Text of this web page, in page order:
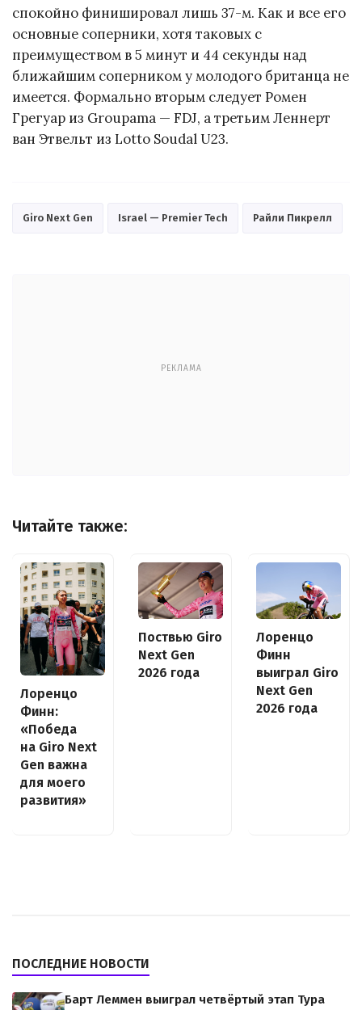
спокойно финишировал лишь 37-м. Как и все его
основные соперники, хотя таковых с
преимуществом в 5 минут и 44 секунды над
ближайшим соперником у молодого британца не
имеется. Формально вторым следует Ромен
Грегуар из Groupama — FDJ, а третьим Леннерт
ван Этвельт из Lotto Soudal U23.
Giro Next Gen Israel — Premier Tech Райли Пикрелл
РЕКЛАМА
Читайте также:
Лоренцо
Финн:
«Победа
на Giro Next
Gen важна
для моего
развития»
Поствью Giro
Next Gen
2026 года
Лоренцо
Финн
выиграл Giro
Next Gen
2026 года
ПОСЛЕДНИЕ НОВОСТИ
Барт Леммен выиграл четвёртый этап Тура